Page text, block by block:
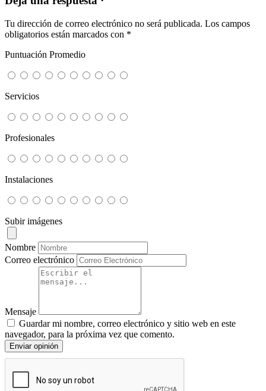
Tu dirección de correo electrónico no será publicada. Los campos
obligatorios están marcados con *
Puntuación Promedio
Servicios
Profesionales
Instalaciones
Subir imágenes
Nombre
Correo electrónico
Mensaje
Guardar mi nombre, correo electrónico y sitio web en este
navegador, para la próxima vez que comento.
Enviar opinión